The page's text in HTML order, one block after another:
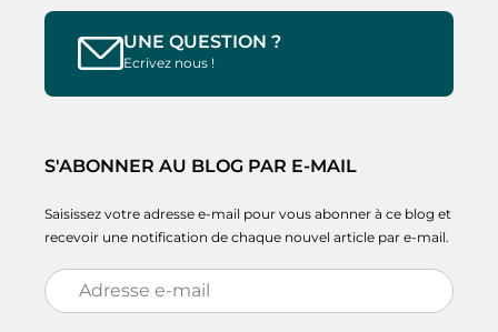
UNE QUESTION ?
Ecrivez nous !
S'ABONNER AU BLOG PAR E-MAIL
Saisissez votre adresse e-mail pour vous abonner à ce blog et
recevoir une notification de chaque nouvel article par e-mail.
Adresse
e-